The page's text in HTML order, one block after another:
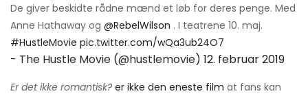
De giver beskidte rådne mænd et løb for deres penge. Med
Anne Hathaway og @RebelWilson . I teatrene 10. maj.
#HustleMovie pic.twitter.com/wQa3ub24O7
- The Hustle Movie (@hustlemovie) 12. februar 2019
Er det ikke romantisk? er ikke den eneste film at fans kan